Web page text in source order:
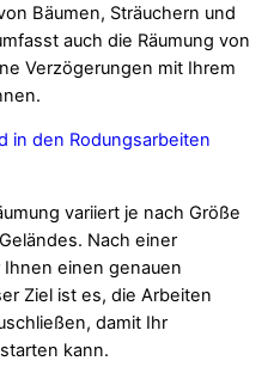
Bäumen, Sträuchern und
auch die Räumung von
Verzögerungen mit Ihrem
in den Rodungsarbeiten
variiert je nach Größe
Nach einer
einen genauen
Ziel ist es, die Arbeiten
damit Ihr
kann.